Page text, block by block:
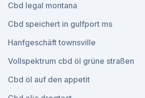
Cbd legal montana
Cbd speichert in gulfport ms
Hanfgeschäft townsville
Vollspektrum cbd öl grüne straßen
Cbd öl auf den appetit